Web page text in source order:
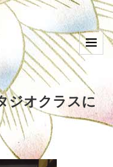
ジオクラスに